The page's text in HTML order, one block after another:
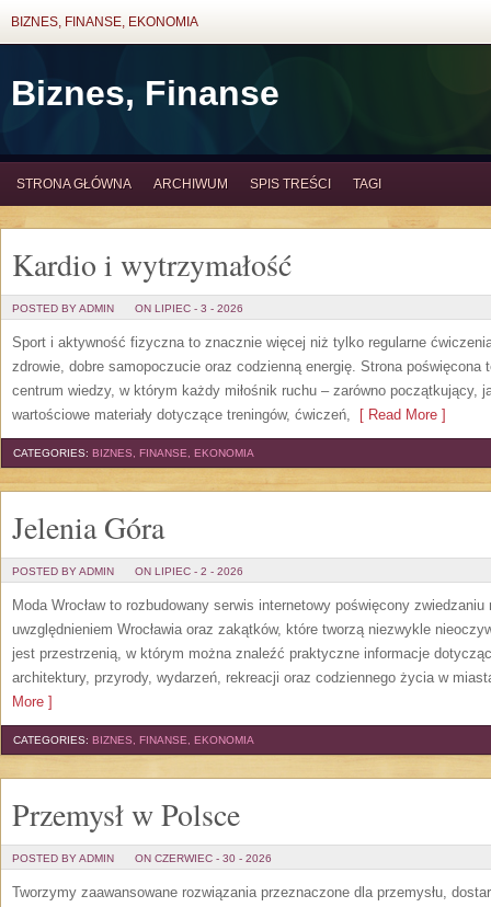
BIZNES, FINANSE, EKONOMIA
Biznes, Finanse
STRONA GŁÓWNA ARCHIWUM SPIS TREŚCI TAGI
Kardio i wytrzymałość
POSTED BY ADMIN ON LIPIEC - 3 - 2026
Sport i aktywność fizyczna to znacznie więcej niż tylko regularne
zdrowie, dobre samopoczucie oraz codzienną energię. Strona poświęcona
centrum wiedzy, w którym każdy miłośnik ruchu – zarówno początkujący,
wartościowe materiały dotyczące treningów, ćwiczeń, [ Read More ]
CATEGORIES: BIZNES, FINANSE, EKONOMIA
Jelenia Góra
POSTED BY ADMIN ON LIPIEC - 2 - 2026
Moda Wrocław to rozbudowany serwis internetowy poświęcony
uwzględnieniem Wrocławia oraz zakątków, które tworzą niezwykle
jest przestrzenią, w którym można znaleźć praktyczne informacje
architektury, przyrody, wydarzeń, rekreacji oraz codziennego życia w
More ]
CATEGORIES: BIZNES, FINANSE, EKONOMIA
Przemysł w Polsce
POSTED BY ADMIN ON CZERWIEC - 30 - 2026
Tworzymy zaawansowane rozwiązania przeznaczone dla przemysłu,